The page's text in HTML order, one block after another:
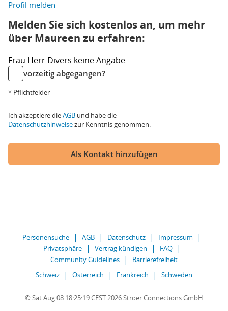
Profil melden
Melden Sie sich kostenlos an, um mehr
über Maureen zu erfahren:
Frau Herr Divers keine Angabe
vorzeitig abgegangen?
* Pflichtfelder
Ich akzeptiere dieAGB und habe die
Datenschutzhinweisezur Kenntnis genommen.
Als Kontakt hinzufügen
Personensuche AGB Datenschutz
Impressum
Privatsphäre
Vertrag kündigen
FAQ
Community Guidelines
Barrierefreiheit
Schweiz
Österreich Frankreich Schweden
© Sat Aug 08 18:25:19 CEST 2026 Ströer Connections GmbH